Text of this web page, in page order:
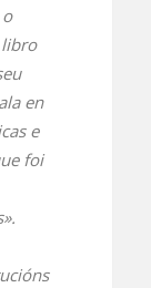
en
e
foi